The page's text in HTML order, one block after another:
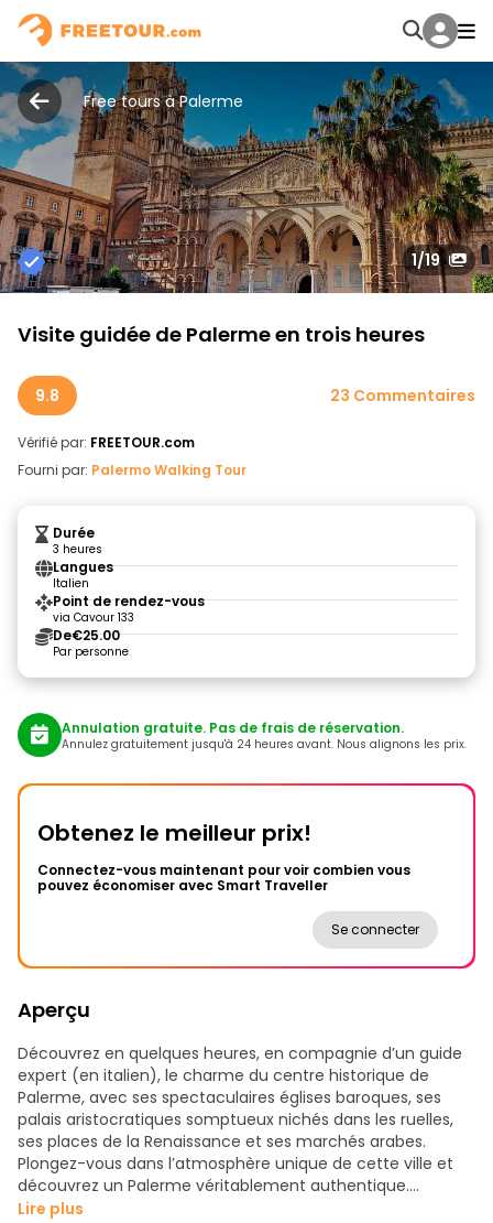
Free tours à Palerme
1/19
Visite guidée de Palerme en trois heures
9.8 23 Commentaires
Vérifié par: FREETOUR.com
Fourni par: Palermo Walking Tour
Durée
3 heures
Langues
Italien
Point de rendez-vous
via Cavour 133
De€25.00
Par personne
Annulation gratuite. Pas de frais de réservation.
Annulez gratuitement jusqu'à 24 heures avant. Nous alignons les prix.
Obtenez le meilleur prix!
Connectez-vous maintenant pour voir combien vous
pouvez économiser avec Smart Traveller
Se connecter
Aperçu
Découvrez en quelques heures, en compagnie d’un guide
expert (en italien), le charme du centre historique de
Palerme, avec ses spectaculaires églises baroques, ses
palais aristocratiques somptueux nichés dans les ruelles,
ses places de la Renaissance et ses marchés arabes.
Plongez-vous dans l’atmosphère unique de cette ville et
découvrez un Palerme véritablement authentique.
Lire plus